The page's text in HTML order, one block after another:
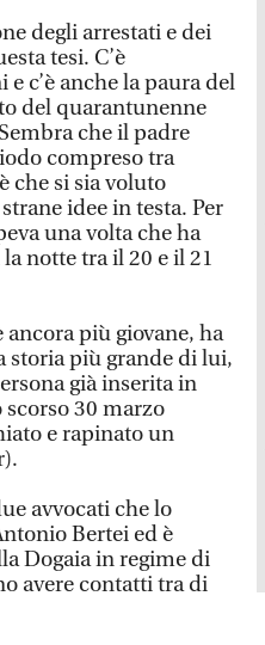
degli arrestati e dei
tesi. C’è
c’è anche la paura del
del quarantunenne
che il padre
compreso tra
che si sia voluto
idee in testa. Per
una volta che ha
notte tra il 20 e il 21
più giovane, ha
storia più grande di lui,
già inserita in
30 marzo
e rapinato un
avvocati che lo
Bertei ed è
Dogaia in regime di
avere contatti tra di